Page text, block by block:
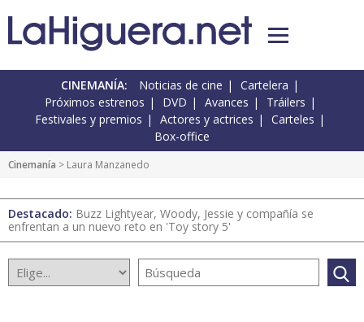
CINEMANÍA: Noticias de cine
Cartelera
Próximos estrenos
DVD Avances
Tráilers
Festivales y premios
Actores y actrices
Carteles
Box-office
Cinemanía > Laura Manzanedo
Destacado: Buzz Lightyear, Woody, Jessie y compañía se
enfrentan a un nuevo reto en 'Toy story 5'